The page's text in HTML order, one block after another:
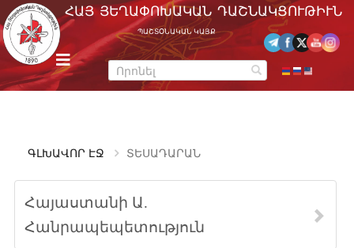
Skip
to
content
m
e
n
u
ՀԱՅ ՅԵՂԱՓՈԽԱԿԱՆ ԴԱՇՆԱԿՑՈՒԹԻՒՆ
ՊԱՇՏՕՆԱԿԱՆ ԿԱՅՔ
ԳԼԽԱՎՈՐ ԷՋ ՏԵՍԱԴԱՐԱՆ
Հայաստանի Ա.
Հանրապեպետություն